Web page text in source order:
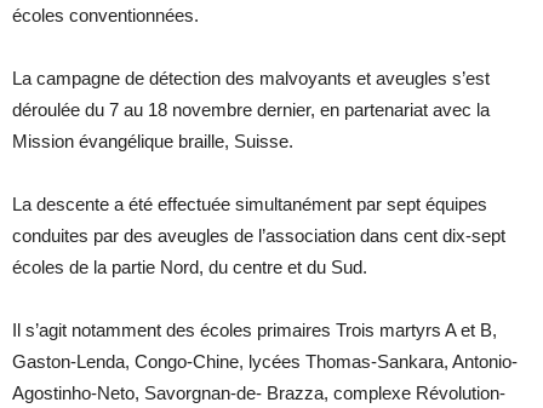
écoles conventionnées.
La campagne de détection des malvoyants et aveugles s’est
déroulée du 7 au 18 novembre dernier, en partenariat avec la
Mission évangélique braille, Suisse.
La descente a été effectuée simultanément par sept équipes
conduites par des aveugles de l’association dans cent dix-sept
écoles de la partie Nord, du centre et du Sud.
Il s’agit notamment des écoles primaires Trois martyrs A et B,
Gaston-Lenda, Congo-Chine, lycées Thomas-Sankara, Antonio-
Agostinho-Neto, Savorgnan-de- Brazza, complexe Révolution-